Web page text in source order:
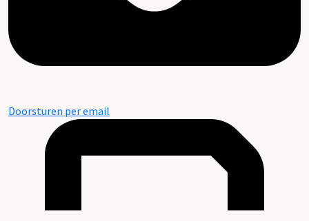
Doorsturen per email